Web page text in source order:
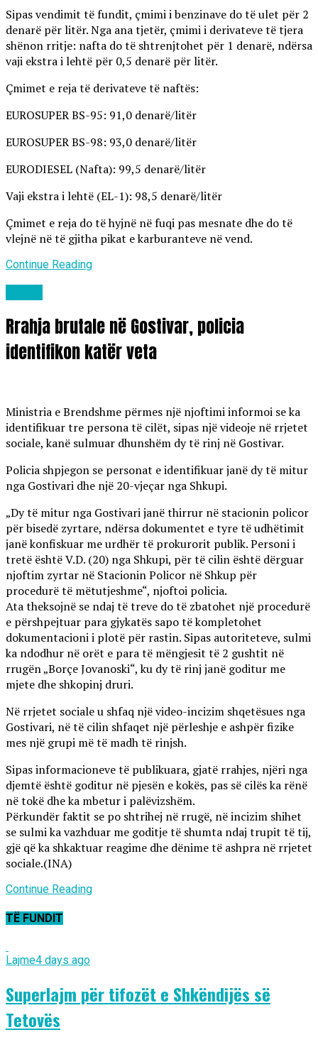
Sipas vendimit të fundit, çmimi i benzinave do të ulet për 2
denarë për litër. Nga ana tjetër, çmimi i derivateve të tjera
shënon rritje: nafta do të shtrenjtohet për 1 denarë, ndërsa
vaji ekstra i lehtë për 0,5 denarë për litër.
Çmimet e reja të derivateve të naftës:
EUROSUPER BS-95: 91,0 denarë/litër
EUROSUPER BS-98: 93,0 denarë/litër
EURODIESEL (Nafta): 99,5 denarë/litër
Vaji ekstra i lehtë (EL-1): 98,5 denarë/litër
Çmimet e reja do të hyjnë në fuqi pas mesnate dhe do të
vlejnë në të gjitha pikat e karburanteve në vend.
Continue Reading
Rrahja brutale në Gostivar, policia
identifikon katër veta
Ministria e Brendshme përmes një njoftimi informoi se ka
identifikuar tre persona të cilët, sipas një videoje në rrjetet
sociale, kanë sulmuar dhunshëm dy të rinj në Gostivar.
Policia shpjegon se personat e identifikuar janë dy të mitur
nga Gostivari dhe një 20-vjeçar nga Shkupi.
„Dy të mitur nga Gostivari janë thirrur në stacionin policor
për bisedë zyrtare, ndërsa dokumentet e tyre të udhëtimit
janë konfiskuar me urdhër të prokurorit publik. Personi i
tretë është V.D. (20) nga Shkupi, për të cilin është dërguar
njoftim zyrtar në Stacionin Policor në Shkup për
procedurë të mëtutjeshme“, njoftoi policia.
Ata theksojnë se ndaj të treve do të zbatohet një procedurë
e përshpejtuar para gjykatës sapo të kompletohet
dokumentacioni i plotë për rastin. Sipas autoriteteve, sulmi
ka ndodhur në orët e para të mëngjesit të 2 gushtit në
rrugën „Borçe Jovanoski“, ku dy të rinj janë goditur me
mjete dhe shkopinj druri.
Në rrjetet sociale u shfaq një video-incizim shqetësues nga
Gostivari, në të cilin shfaqet një përleshje e ashpër fizike
mes një grupi më të madh të rinjsh.
Sipas informacioneve të publikuara, gjatë rrahjes, njëri nga
djemtë është goditur në pjesën e kokës, pas së cilës ka rënë
në tokë dhe ka mbetur i palëvizshëm.
Përkundër faktit se po shtrihej në rrugë, në incizim shihet
se sulmi ka vazhduar me goditje të shumta ndaj trupit të tij,
gjë që ka shkaktuar reagime dhe dënime të ashpra në rrjetet
sociale.(INA)
Continue Reading
TË FUNDIT
Lajme4 days ago
Superlajm për tifozët e Shkëndijës së
Tetovës